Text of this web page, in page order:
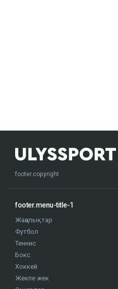
footer.copyright
footer.menu-title-1
Жаңалықтар
Футбол
Теннис
Бокс
Хоккей
Жекпе жек